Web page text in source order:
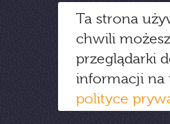
Ta strona
chwili
przeglądarki
informacji na
polityce